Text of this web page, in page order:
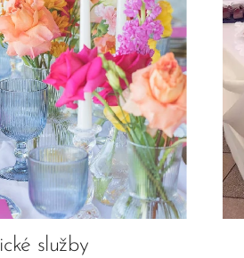
služby